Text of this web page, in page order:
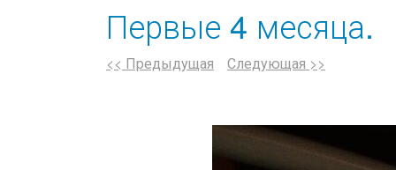
Первые 4 месяца.
<< Предыдущая Следующая >>